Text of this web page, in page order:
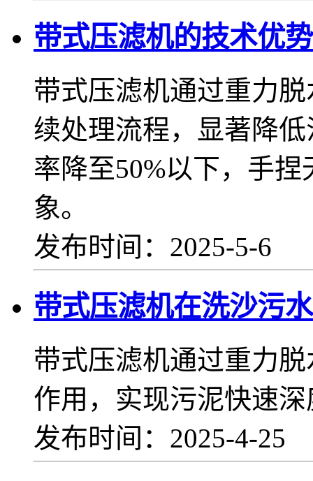
带式压滤机的技术优
带式压滤机通过重力
续处理流程，显著降
率降至50%以下，手
象。
发布时间：2025-5-6
带式压滤机在洗沙污
带式压滤机通过重力
作用，实现污泥快速
发布时间：2025-4-25